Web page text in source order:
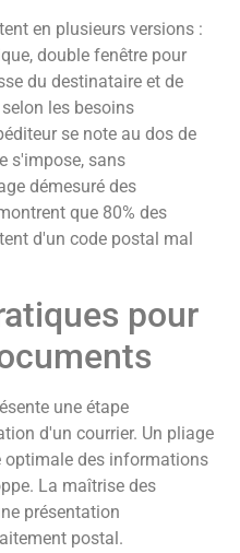
en plusieurs versions :
double fenêtre pour
du destinataire et de
les besoins
se note au dos de
s'impose, sans
démesuré des
que 80% des
d'un code postal mal
pour
une étape
d'un courrier. Un pliage
des informations
La maîtrise des
présentation
postal.